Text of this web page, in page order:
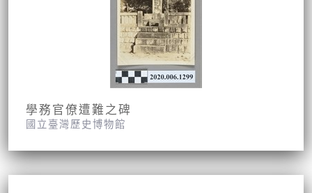
學務官僚遭難之碑
國立臺灣歷史博物館